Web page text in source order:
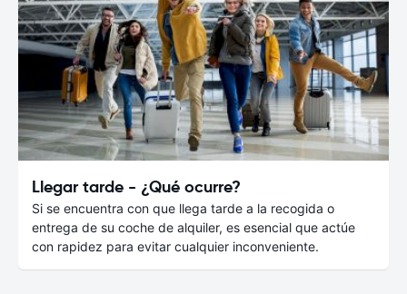
Llegar tarde - ¿Qué ocurre?
Si se encuentra con que llega tarde a la recogida o
entrega de su coche de alquiler, es esencial que actúe
con rapidez para evitar cualquier inconveniente.